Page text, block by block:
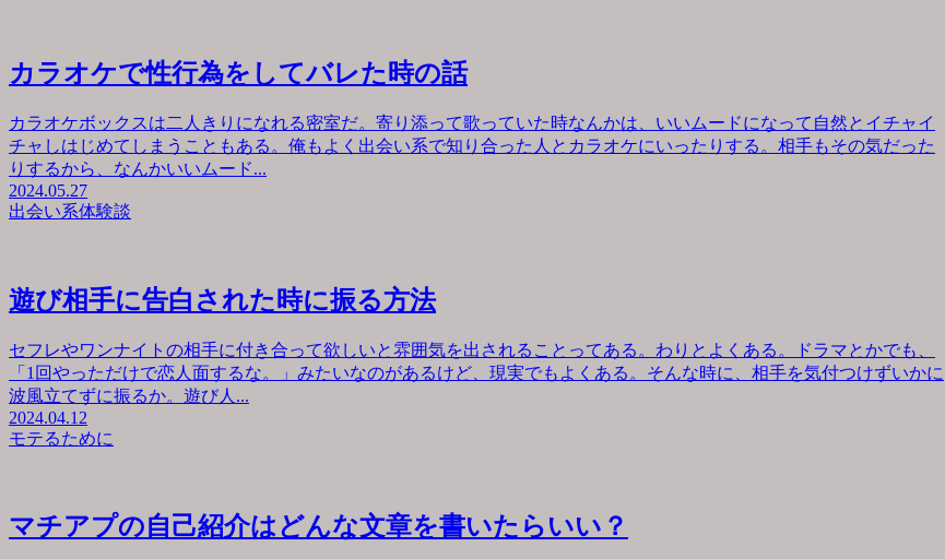
カラオケで性行為をしてバレた時の話
カラオケボックスは二人きりになれる密室だ。寄り添って歌っていた時なんかは、いいムードになって自然とイチャイ
チャしはじめてしまうこともある。俺もよく出会い系で知り合った人とカラオケにいったりする。相手もその気だった
りするから、なんかいいムード...
2024.05.27
出会い系体験談
遊び相手に告白された時に振る方法
セフレやワンナイトの相手に付き合って欲しいと雰囲気を出されることってある。わりとよくある。ドラマとかでも、
「1回やっただけで恋人面するな。」みたいなのがあるけど、現実でもよくある。そんな時に、相手を気付つけずいかに
波風立てずに振るか。遊び人...
2024.04.12
モテるために
マチアプの自己紹介はどんな文章を書いたらいい？